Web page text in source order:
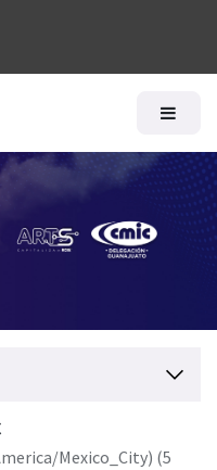
Mexico_City) (5